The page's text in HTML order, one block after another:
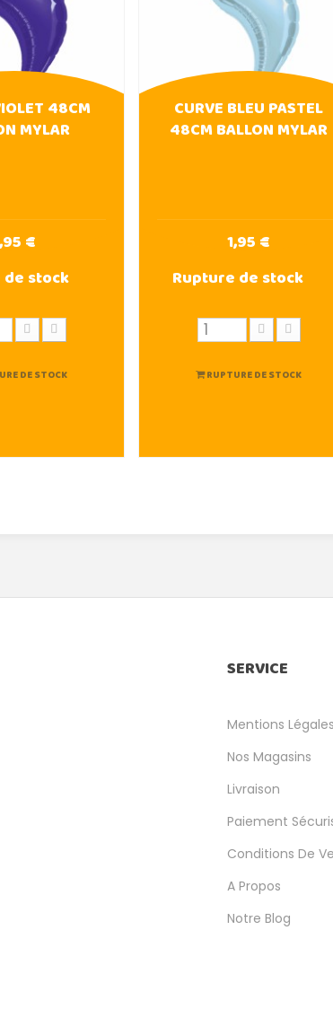
48CM
MYLAR
€
stock
DE STOCK
CURVE BLEU PASTEL
48CM BALLON MYLAR
1,95 €
Rupture de stock
RUPTURE DE STOCK
SERVICE
Mentions
Nos Magasins
Livraison
Paiement
Conditions De
A Propos
Notre Blog